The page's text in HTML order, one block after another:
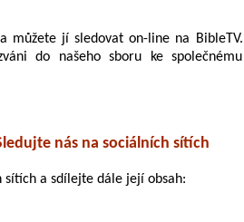
můžete jí sledovat on-line na BibleTV.
do našeho sboru ke společnému
nás na sociálních sítích
sítích a sdílejte dále její obsah: